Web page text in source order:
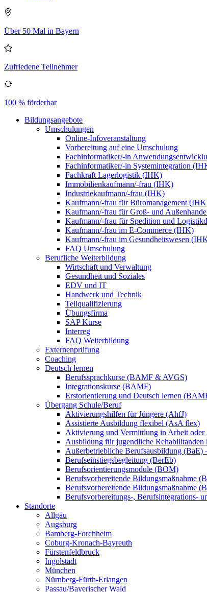
Über 50 Mal in Bayern
Zufriedene Teilnehmer
100 % förderbar
Bildungsangebote
Umschulungen
Online-Infoveranstaltung
Vorbereitung auf eine Umschulung
Fachinformatiker/-in
Fachinformatiker/-in Systemintegration
Fachkraft Lagerlogistik (IHK)
Immobilienkaufmann/-frau (IHK)
Industriekaufmann/-frau (IHK)
Kaufmann/-frau für Büromanagement
Kaufmann/-frau für Groß- und
Kaufmann/-frau für Spedition und
Kaufmann/-frau im E-Commerce (IHK)
Kaufmann/-frau im Gesundheitswesen
FAQ Umschulung
Berufliche Weiterbildung
Wirtschaft und Verwaltung
Gesundheit und Soziales
EDV und IT
Handwerk und Technik
Teilqualifizierung
Übungsfirma
SAP Kurse
Interreg
FAQ Weiterbildung
Externenprüfung
Coaching
Deutsch lernen
Berufssprachkurse (BAMF & AVGS)
Integrationskurse (BAMF)
Erstorientierung und Deutsch lernen
Übergang Schule/Beruf
Aktivierungshilfen für Jüngere (AhfJ)
Assistierte Ausbildung flexibel (AsA flex)
Aktivierung und Vermittlung in Arbeit
Ausbildung für jugendliche Rehabilitanden
Außerbetriebliche Berufsausbildung (BaE)
Berufseinstiegsbegleitung (BerEb)
Berufsorientierungsmodule (BOM)
Berufsvorbereitende Bildungsmaßnahme
Berufsvorbereitende Bildungsmaßnahme
Berufsvorbereitungs-, Berufsintegrations-
Standorte
Allgäu
Augsburg
Bamberg-Forchheim
Coburg-Kronach-Bayreuth
Fürstenfeldbruck
Ingolstadt
München
Nürnberg-Fürth-Erlangen
Passau/Bayerischer Wald